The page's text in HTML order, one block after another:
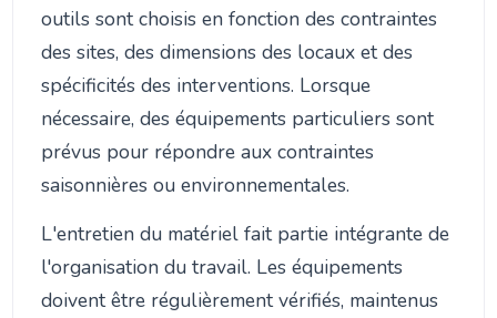
outils sont choisis en fonction des contraintes
des sites, des dimensions des locaux et des
spécificités des interventions. Lorsque
nécessaire, des équipements particuliers sont
prévus pour répondre aux contraintes
saisonnières ou environnementales.
L'entretien du matériel fait partie intégrante de
l'organisation du travail. Les équipements
doivent être régulièrement vérifiés, maintenus